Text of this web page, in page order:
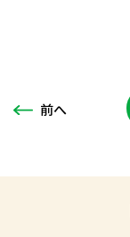
前へ